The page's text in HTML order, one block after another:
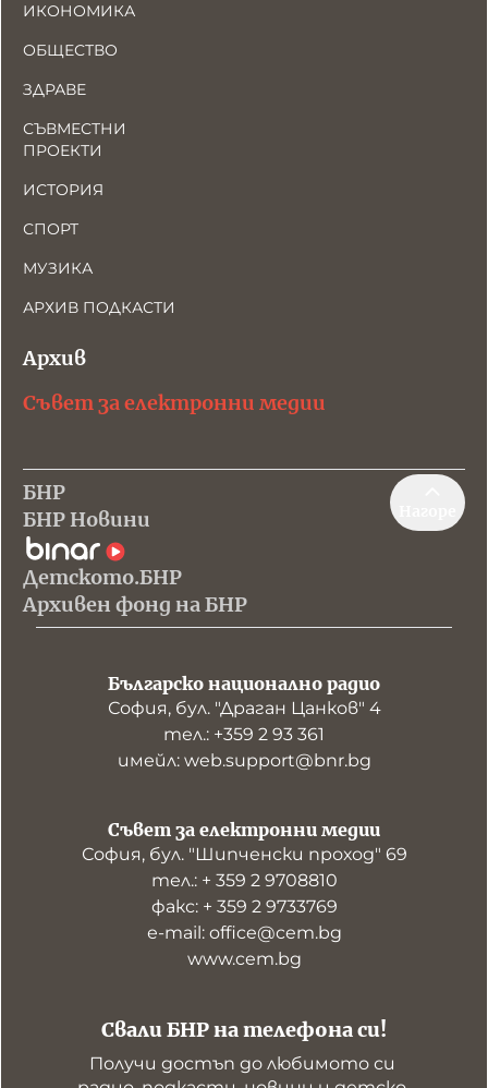
ИКОНОМИКА
ОБЩЕСТВО
ЗДРАВЕ
СЪВМЕСТНИ
ПРОЕКТИ
ИСТОРИЯ
СПОРТ
МУЗИКА
АРХИВ ПОДКАСТИ
Архив
Съвет за електронни медии
БНР
БНР Новини
Детското.БНР
Архивен фонд на БНР
Българско национално радио
София, бул. "Драган Цанков" 4
тел.: +359 2 93 361
имейл: web.support@bnr.bg
Свали БНР на телефона си!
Получи достъп до любимото си
Съвет за електронни медии
София, бул. "Шипченски проход" 69
тел.: + 359 2 9708810
факс: + 359 2 9733769
е-mail: office@cem.bg
www.cem.bg